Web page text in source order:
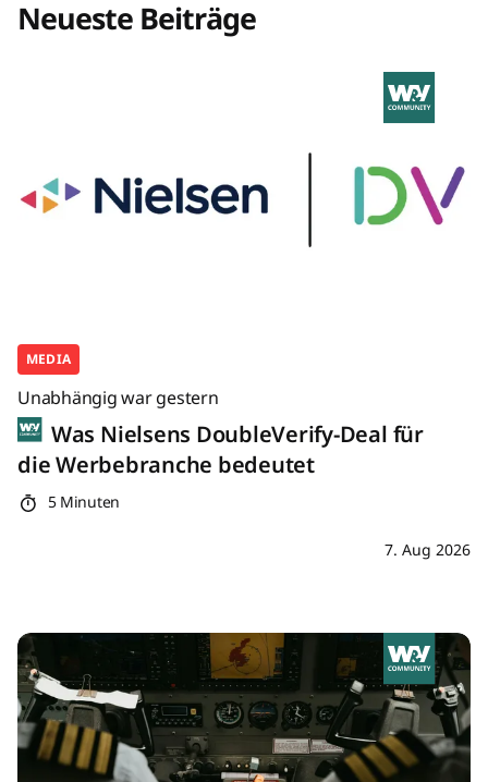
Neueste Beiträge
MEDIA
Unabhängig war gestern
Was Nielsens DoubleVerify-Deal für
die Werbebranche bedeutet
5 Minuten
7. Aug 2026